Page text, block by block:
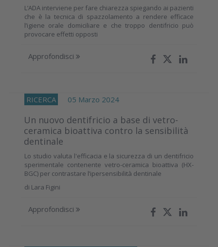
L’ADA interviene per fare chiarezza spiegando ai pazienti
che è la tecnica di spazzolamento a rendere efficace
l’igiene orale domiciliare e che troppo dentifricio può
provocare effetti opposti
Approfondisci
RICERCA 05 Marzo 2024
Un nuovo dentifricio a base di vetro-
ceramica bioattiva contro la sensibilità
dentinale
Lo studio valuta l'efficacia e la sicurezza di un dentifricio
sperimentale contenente vetro-ceramica bioattiva (HX-
BGC) per contrastare l’ipersensibilità dentinale
di Lara Figini
Approfondisci